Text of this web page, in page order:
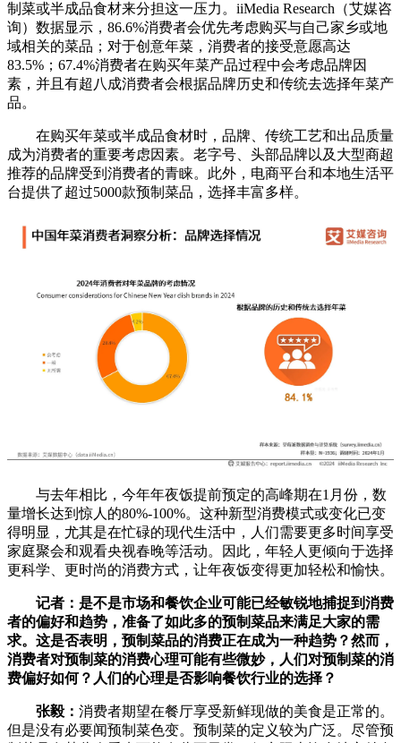
制菜或半成品食材来分担这一压力。iiMedia Research（艾媒咨
询）数据显示，86.6%消费者会优先考虑购买与自己家乡或地
域相关的菜品；对于创意年菜，消费者的接受意愿高达
83.5%；67.4%消费者在购买年菜产品过程中会考虑品牌因
素，并且有超八成消费者会根据品牌历史和传统去选择年菜产
品。
在购买年菜或半成品食材时，品牌、传统工艺和出品质量
成为消费者的重要考虑因素。老字号、头部品牌以及大型商超
推荐的品牌受到消费者的青睐。此外，电商平台和本地生活平
台提供了超过5000款预制菜品，选择丰富多样。
与去年相比，今年年夜饭提前预定的高峰期在1月份，数
量增长达到惊人的80%-100%。这种新型消费模式或变化已变
得明显，尤其是在忙碌的现代生活中，人们需要更多时间享受
家庭聚会和观看央视春晚等活动。因此，年轻人更倾向于选择
更科学、更时尚的消费方式，让年夜饭变得更加轻松和愉快。
记者：是不是市场和餐饮企业可能已经敏锐地捕捉到消费
者的偏好和趋势，准备了如此多的预制菜品来满足大家的需
求。这是否表明，预制菜品的消费正在成为一种趋势？然而，
消费者对预制菜的消费心理可能有些微妙，人们对预制菜的消
费偏好如何？人们的心理是否影响餐饮行业的选择？
张毅： 消费者期望在餐厅享受新鲜现做的美食是正常的。
但是没有必要闻预制菜色变。预制菜的定义较为广泛。尽管预